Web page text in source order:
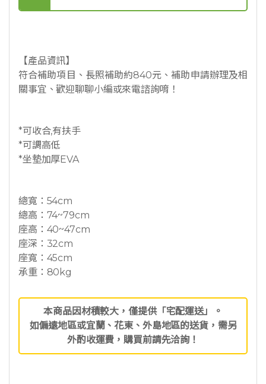
【產品資訊】
符合補助項目、長照補助約840元、補助申請辦理及相
關事宜、歡迎聊聊小編或來電諮詢唷！
*可收合,有扶手
*可調高低
*坐墊加厚EVA
總寬：54cm
總高：74~79cm
座高：40~47cm
座深：32cm
座寬：45cm
承重：80kg
本商品因材積較大，僅提供「宅配運送」。
如偏遠地區或宜蘭、花東、外島地區的送貨，需另
外酌收運費，購買前請先洽詢！